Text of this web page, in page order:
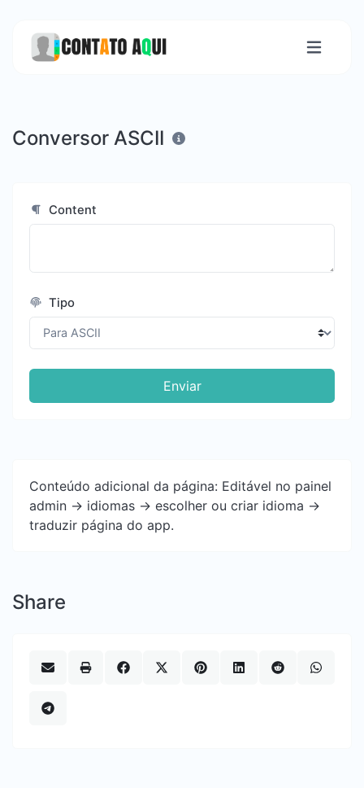
Conversor ASCII
Content
Tipo
Enviar
Conteúdo adicional da página: Editável no painel
admin -> idiomas -> escolher ou criar idioma ->
traduzir página do app.
Share